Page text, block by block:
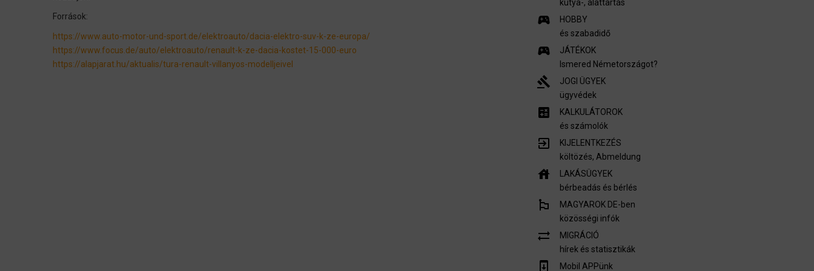
Források:
https://www.auto-motor-und-sport.de/elektroauto/dacia-elektro-suv-k-ze-europa/
https://www.focus.de/auto/elektroauto/renault-k-ze-dacia-kostet-15-000-euro
https://alapjarat.hu/aktualis/tura-renault-villanyos-modelljeivel
kutya-, álattartás
sports_esports
HOBBY
és szabadidő
sports_esports
JÁTÉKOK
Ismered Németországot?
gavel
JOGI ÜGYEK
ügyvédek
calculate
KALKULÁTOROK
és számolók
exit_to_app
KIJELENTKEZÉS
költözés, Abmeldung
house
LAKÁSÜGYEK
bérbeadás és bérlés
emoji_flags
MAGYAROK DE-ben
közösségi infók
sync_alt
MIGRÁCIÓ
hírek és statisztikák
system_update
Mobil APPünk